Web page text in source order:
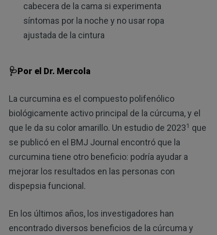
cabecera de la cama si experimenta
síntomas por la noche y no usar ropa
ajustada de la cintura
🩺Por el Dr. Mercola
La curcumina es el compuesto polifenólico
biológicamente activo principal de la cúrcuma, y el
que le da su color amarillo. Un estudio de 20231 que
se publicó en el BMJ Journal encontró que la
curcumina tiene otro beneficio: podría ayudar a
mejorar los resultados en las personas con
dispepsia funcional.
En los últimos años, los investigadores han
encontrado diversos beneficios de la cúrcuma y